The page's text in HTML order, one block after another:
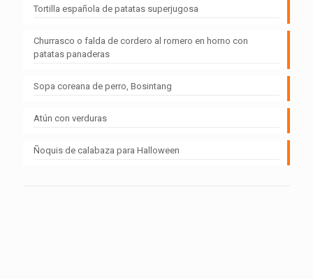
Tortilla española de patatas superjugosa
Churrasco o falda de cordero al romero en horno con
patatas panaderas
Sopa coreana de perro, Bosintang
Atún con verduras
Ñoquis de calabaza para Halloween